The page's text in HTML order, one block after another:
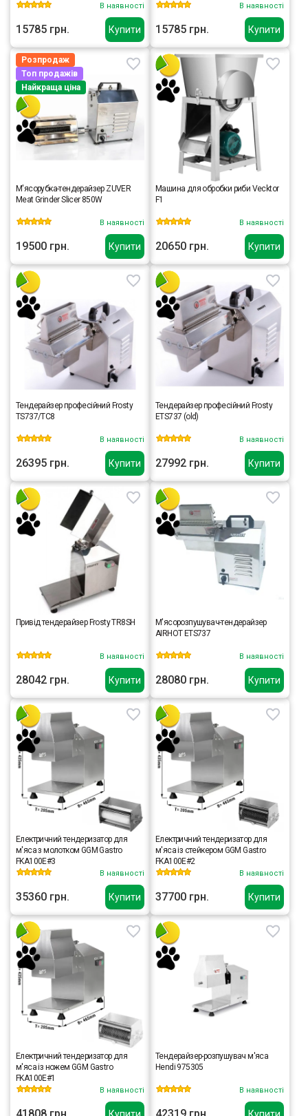
Купити
В наявності
15785 грн. Купити
В наявності
15785 грн.
Купити
Розпродаж
Топ продажів
Найкраща ціна
М'ясорубка-тендерайзер ZUVER
Meat Grinder Slicer 850W
В наявності
19500 грн. Купити
Машина для обробки риби Vecktor
F1
В наявності
20650 грн.
Купити
Тендерайзер професійний Frosty
TS737/TC8
В наявності
26395 грн. Купити
Тендерайзер професійний Frosty
ETS737 (old)
В наявності
27992 грн.
Купити
Привід тендерайзер Frosty TR8SH
В наявності
28042 грн. Купити
М'ясорозпушувач-тендерайзер
AIRHOT ETS737
В наявності
28080 грн.
Купити
Електричний тендеризатор для
м'яса з молотком GGM Gastro
FKA100E#3
В наявності
35360 грн. Купити
Електричний тендеризатор для
м'яса із стейкером GGM Gastro
FKA100E#2
В наявності
37700 грн.
Електричний тендеризатор для
м'яса із ножем GGM Gastro
FKA100E#1
В наявності
Тендерайзер-розпушувач м'яса
Hendi 975305
В наявності